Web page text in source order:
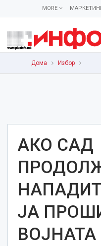
MORE
Дома Избор
АКО САД
ЈА